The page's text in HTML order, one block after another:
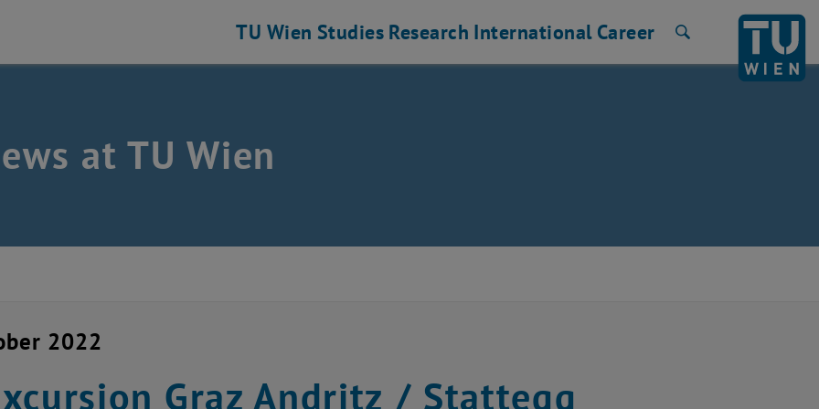
TU Wien Studies Research International Career
at TU Wien
2022
Graz Andritz / Stattegg